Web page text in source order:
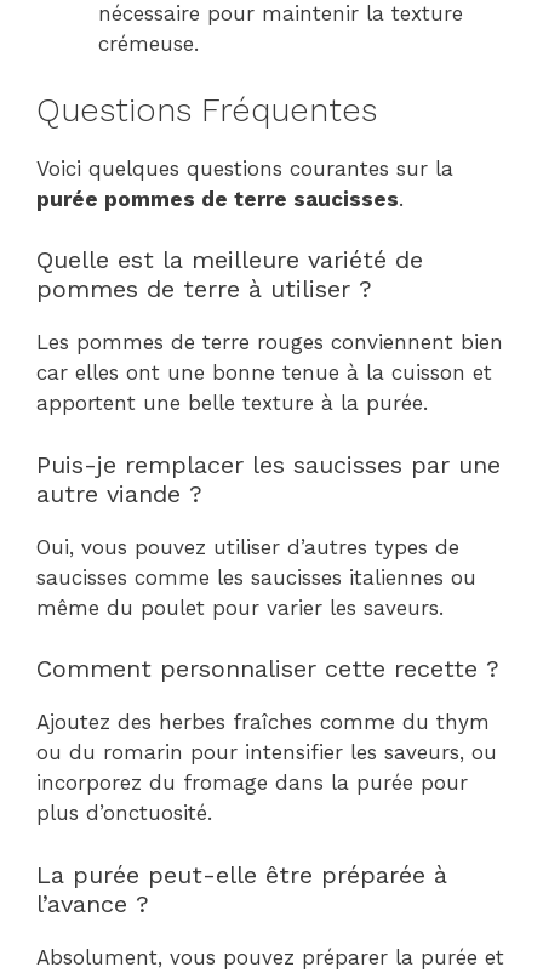
nécessaire pour maintenir la texture
crémeuse.
Questions Fréquentes
Voici quelques questions courantes sur la
purée pommes de terre saucisses.
Quelle est la meilleure variété de
pommes de terre à utiliser ?
Les pommes de terre rouges conviennent bien
car elles ont une bonne tenue à la cuisson et
apportent une belle texture à la purée.
Puis-je remplacer les saucisses par une
autre viande ?
Oui, vous pouvez utiliser d’autres types de
saucisses comme les saucisses italiennes ou
même du poulet pour varier les saveurs.
Comment personnaliser cette recette ?
Ajoutez des herbes fraîches comme du thym
ou du romarin pour intensifier les saveurs, ou
incorporez du fromage dans la purée pour
plus d’onctuosité.
La purée peut-elle être préparée à
l’avance ?
Absolument, vous pouvez préparer la purée et